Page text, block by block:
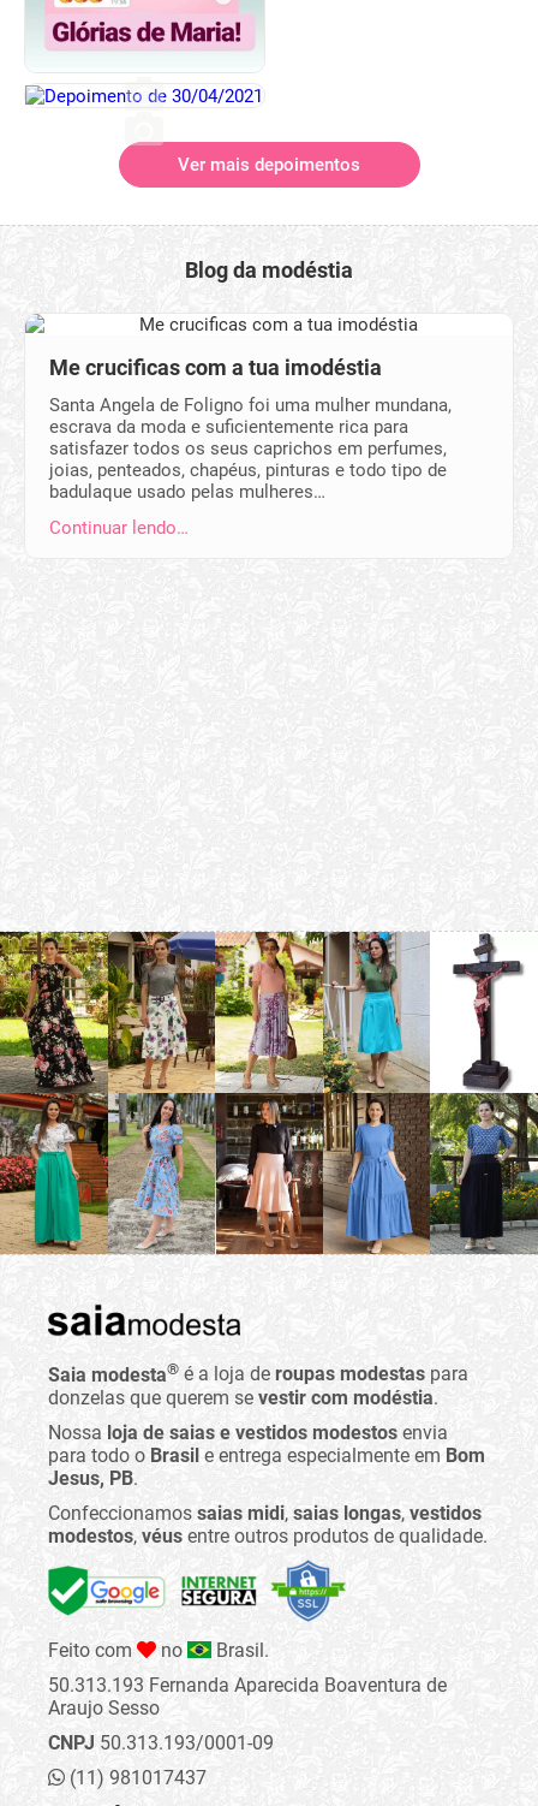
Ver mais depoimentos
Blog da modéstia
Me crucificas com a tua imodéstia
Santa Angela de Foligno foi uma mulher mundana,
escrava da moda e suficientemente rica para
satisfazer todos os seus caprichos em perfumes,
joias, penteados, chapéus, pinturas e todo tipo de
badulaque usado pelas mulheres…
Continuar lendo…
Saia modesta® é a loja de roupas modestas para
donzelas que querem se vestir com modéstia.
Nossa loja de saias e vestidos modestos envia
para todo o Brasil e entrega especialmente em Bom
Jesus, PB.
Confeccionamos saias midi, saias longas, vestidos
modestos, véus entre outros produtos de qualidade.
Feito com no
Brasil.
50.313.193 Fernanda Aparecida Boaventura de
Araujo Sesso
CNPJ 50.313.193/0001-09
(11) 981017437